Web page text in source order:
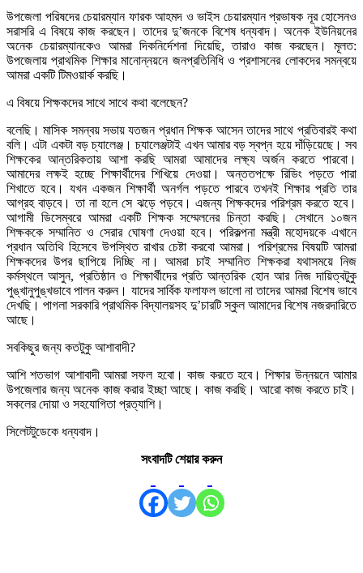
উপজেলা পরিষদের চেয়ারম্যান ফারক আহমদ ও ভাইস চেয়ারম্যান প্রভাষক নূর হোসেনও
সরাসরি এ বিষয়ে কাজ করছেন। তাদের দু’জনকে বিশেষ ধন্যবাদ। অনেক ইউনিয়নের
অনেক চেয়ারম্যানকেও আমরা দিকনির্দেশনা দিয়েছি, তারাও কাজ করছেন। মূলত:
উপজেলায় প্রাথমিক শিক্ষার মানোন্নয়নে জনপ্রতিনিধি ও প্রশাসনের লোকদের সমন্বয়ে
আমরা একটি টিমওয়ার্ক করছি।
এ বিষয়ে শিক্ষকদের সাথে সাথে কথা বলেছেন?
বলেছি। মাসিক সমন্বয় সভায় যতজন প্রধান শিক্ষক আসেন তাদের সাথে প্রতিবারই কথা
বলি। এটা একটা বড় চ্যালেঞ্জ। চ্যালেঞ্জটাই এখন আমার বড় স্বপ্ন হয়ে দাঁড়িয়েছে। সব
শিক্ষকের আন্তরিকতায় আশা করছি আমরা আমাদের লক্ষ্য অর্জন করতে পারবো।
আমাদের লক্ষই হচ্ছে শিক্ষার্থীদের শিখিয়ে দেওয়া। অন্ততপক্ষে রিডিং পড়তে পারা
শিখাতে হবে। যখন একজন শিক্ষার্থী অনর্গল পড়তে পারবে তখনই শিক্ষার প্রতি তার
আগ্রহ বাড়বে। তা না হলে সে ঝড়ে পড়বে। এজন্য শিক্ষকদের পরিশ্রম করতে হবে।
আগামী ডিসেম্বরে আমরা একটি শিক্ষক সম্মেলনের চিন্তা করছি। সেখানে ১০জন
শিক্ষককে সম্মানিত ও সেরার ঘোষণা দেওয়া হবে। পরিকল্পনা মন্ত্রী মহোদয়কে এখানে
প্রধান অতিথি হিসেবে উপস্থিত রাখার চেষ্টা করবো আমরা। পরিশ্রমের বিষয়টি আমরা
শিক্ষকদের উপর ছাপিয়ে দিচ্ছি না। আমরা চাই সম্মানিত শিক্ষকরা যথাসময়ে নিজ
কর্মস্থলে আসুন, প্রতিষ্ঠান ও শিক্ষার্থীদের প্রতি আন্তরিক হোন আর নিজ দায়িত্বটুকু
পুঙ্খানুপুঙ্খভাবে পালন করুন। যাদের সার্বিক ফলাফল ভালো না তাদের আমরা বিশেষ ভাবে
দেখছি। পাগলা সরকারি প্রাথমিক বিদ্যালয়সহ দু’চারটি স্কুল আমাদের বিশেষ নজরদারিতে
আছে।
সবকিছুর জন্য কতটুকু আশাবাদী?
আশি শতভাগ আশাবাদী আমরা সফল হবো। কাজ করতে হবে। শিক্ষার উন্নয়নে আমার
উপজেলার জন্য অনেক কাজ করার ইচ্ছা আছে। কাজ করছি। আরো কাজ করতে চাই।
সকলের দোয়া ও সহযোগিতা প্রত্যাশি।
সিলেটটুডেকে ধন্যবাদ।
সংবাদটি শেয়ার করুন